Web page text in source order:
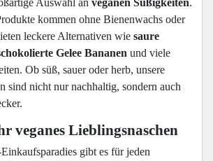
kommen ohne Bienenwachs oder
leckere Alternativen wie saure
Gelee Bananen und viele
Ob süß, sauer oder herb, unsere
sind nicht nur nachhaltig, sondern auch
veganes Lieblingsnaschen
gibt es für jeden